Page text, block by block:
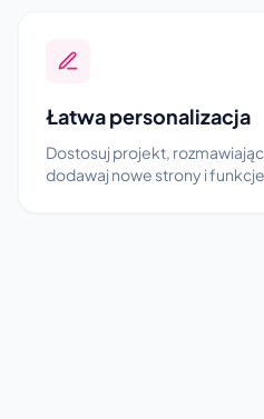
Łatwa personalizacja
Dostosuj projekt, rozmawiając
dodawaj nowe strony i funkcje.